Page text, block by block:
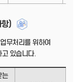
)
무처리를 위하여
있습니다.
는